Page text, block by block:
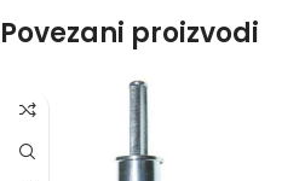
Povezani proizvodi